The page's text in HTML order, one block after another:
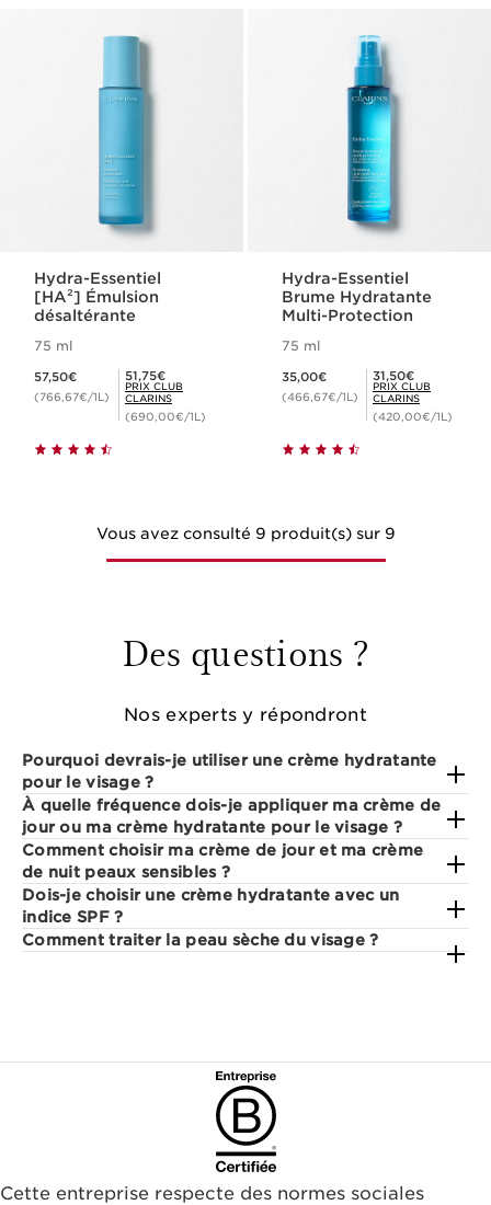
Hydra-Essentiel
[HA²] Émulsion
désaltérante
75 ml
57,50€
(766,67€/1L)
Prix Club Clarins 51,75€
51,75€
PRIX CLUB
CLARINS
(690,00€/1L)
Hydra-Essentiel
Brume Hydratante
Multi-Protection
75 ml
35,00€
(466,67€/1L)
Prix Club Clarins 31,50€
31,50€
PRIX CLUB
CLARINS
(420,00€/1L)
Vous avez consulté 9 produit(s) sur 9
Des questions ?
Nos experts y répondront
Pourquoi devrais-je utiliser une crème hydratante
pour le visage ?
À quelle fréquence dois-je appliquer ma crème de
jour ou ma crème hydratante pour le visage ?
Comment choisir ma crème de jour et ma crème
de nuit peaux sensibles ?
Dois-je choisir une crème hydratante avec un
indice SPF ?
Comment traiter la peau sèche du visage ?
Cette entreprise respecte des normes sociales